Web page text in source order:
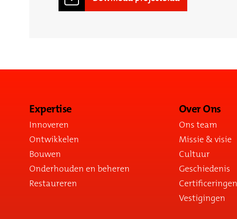
Expertise
Innoveren
Ontwikkelen
Bouwen
Onderhouden en beheren
Restaureren
Over Ons
Ons team
Missie & visie
Cultuur
Geschiedenis
Certificeringen
Vestigingen